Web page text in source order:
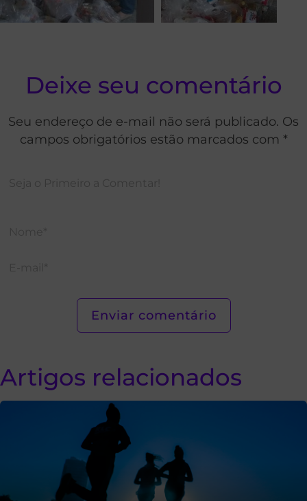
Deixe seu comentário
Seu endereço de e-mail não será publicado. Os
campos obrigatórios estão marcados com *
Artigos relacionados